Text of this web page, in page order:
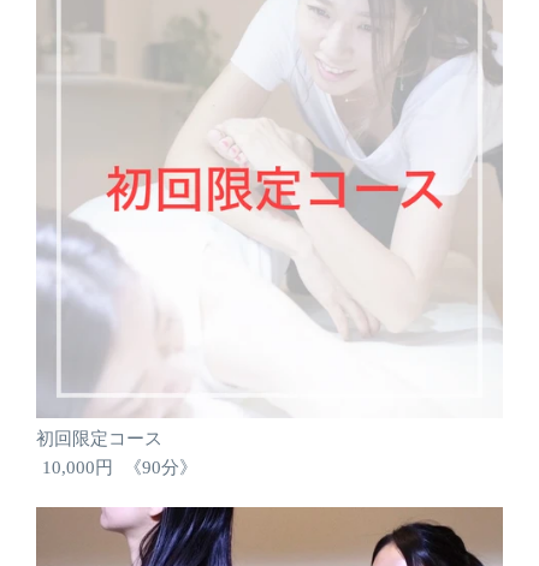
初回限定コース
10,000円
《90分》